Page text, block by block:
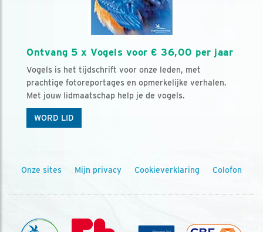
Ontvang 5 x Vogels voor € 36,00 per jaar
Vogels is het tijdschrift voor onze leden, met
prachtige fotoreportages en opmerkelijke verhalen.
Met jouw lidmaatschap help je de vogels.
WORD LID
Onze sites Mijn privacy Cookieverklaring Colofon